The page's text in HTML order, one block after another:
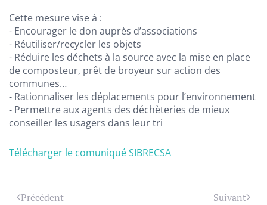
Cette mesure vise à :
- Encourager le don auprès d’associations
- Réutiliser/recycler les objets
- Réduire les déchets à la source avec la mise en place
de composteur, prêt de broyeur sur action des
communes…
- Rationnaliser les déplacements pour l’environnement
- Permettre aux agents des déchèteries de mieux
conseiller les usagers dans leur tri
Télécharger le comuniqué SIBRECSA
Précédent Suivant